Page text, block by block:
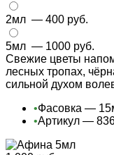
2мл — 400 руб.
5мл — 1000 руб.
Свежие цветы
лесных тропах,
сильной духом
•Фасовка —
•Артикул —